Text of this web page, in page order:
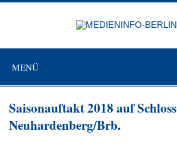
Zum
MENÜ
Saisonauftakt 2018 auf Schloss
Neuhardenberg/Brb.